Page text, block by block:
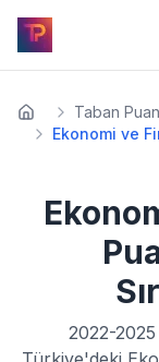
Taban
Ekonomi ve
2022-2025